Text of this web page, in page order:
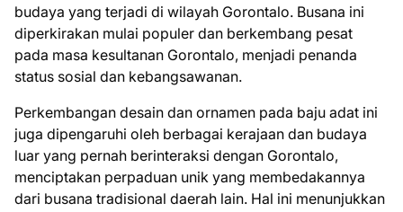
budaya yang terjadi di wilayah Gorontalo. Busana ini
diperkirakan mulai populer dan berkembang pesat
pada masa kesultanan Gorontalo, menjadi penanda
status sosial dan kebangsawanan.
Perkembangan desain dan ornamen pada baju adat ini
juga dipengaruhi oleh berbagai kerajaan dan budaya
luar yang pernah berinteraksi dengan Gorontalo,
menciptakan perpaduan unik yang membedakannya
dari busana tradisional daerah lain. Hal ini menunjukkan